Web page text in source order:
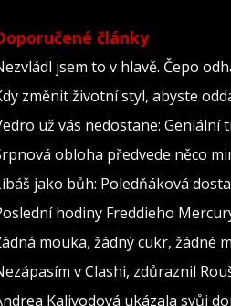
články
jsem to v hlavě. Čepo
změnit životní styl, abyste
už vás nedostane:
obloha předvede něco
jako bůh: Poledňáková
hodiny Freddieho
mouka, žádný cukr, žádné
v Clashi, zdůraznil
Kalivodová ukázala svůj